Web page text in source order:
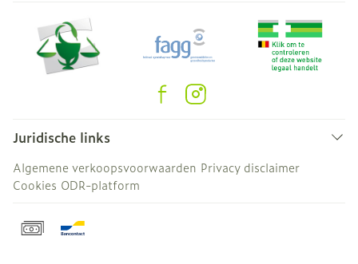
Juridische links
Algemene verkoopsvoorwaarden Privacy disclaimer
Cookies ODR-platform